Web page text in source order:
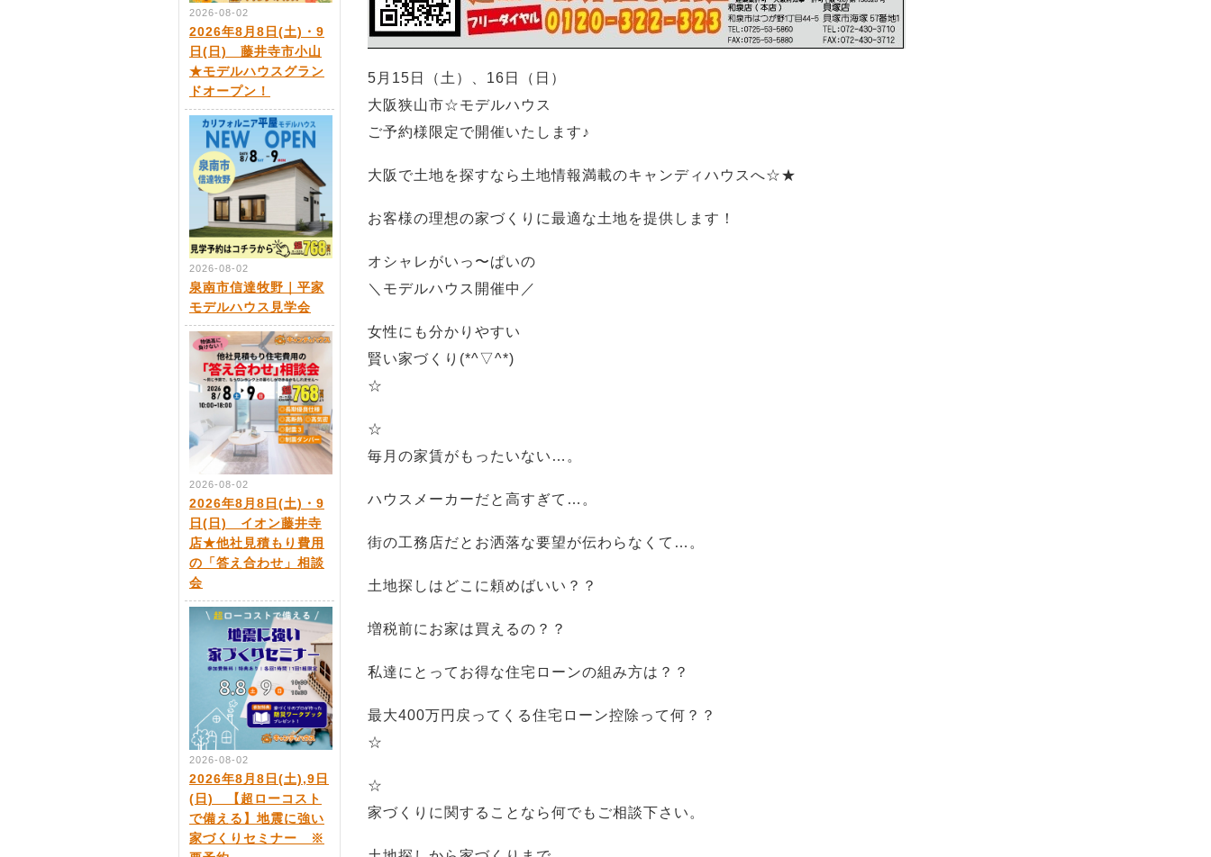
5月15日（土）、16日（日）
大阪狭山市☆モデルハウス
ご予約様限定で開催いたします♪
大阪で土地を探すなら土地情報満載のキャンディハウスへ☆★
お客様の理想の家づくりに最適な土地を提供します！
オシャレがいっ〜ぱいの
＼モデルハウス開催中／
女性にも分かりやすい
賢い家づくり(*^▽^*)
☆
☆
毎月の家賃がもったいない…。
ハウスメーカーだと高すぎて…。
街の工務店だとお洒落な要望が伝わらなくて…。
土地探しはどこに頼めばいい？？
増税前にお家は買えるの？？
私達にとってお得な住宅ローンの組み方は？？
最大400万円戻ってくる住宅ローン控除って何？？
☆
☆
家づくりに関することなら何でもご相談下さい。
2026-08-02
2026年8月8日(土)・9
日(日) 藤井寺市小山
★モデルハウスグラン
ドオープン！
2026-08-02
泉南市信達牧野｜平家
モデルハウス見学会
2026-08-02
2026年8月8日(土)・9
日(日) イオン藤井寺
店★他社見積もり費用
の「答え合わせ」相談
会
2026-08-02
2026年8月8日(土),9日
(日) 【超ローコスト
で備える】地震に強い
家づくりセミナー ※